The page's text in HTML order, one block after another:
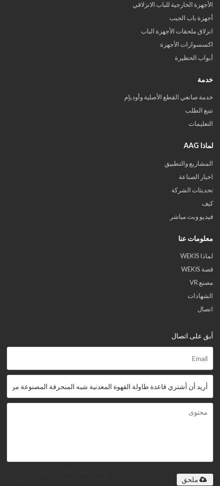
الأجهزة الخارجية للباب الانزلاقي
أجهزة باب الجيب
انزلاق ملحقات الأجهزة الباب
اكسسوارات الأجهزة
أبواب الحظيرة
خدمة
خدمة صانعي القطع الأصلية وأوديإم
تتبع الطلب
التعليمات
لماذا AAG
المشاريع والتطبيق
اخبار الصناعة
تحديثات الشركة
كيف
فيديو وبث مباشر
معلومات عنا
لماذا WEKIS
قصة WEKIS
مصنع VR
الشهادات
اتصال
أبق على اتصال
ملحق